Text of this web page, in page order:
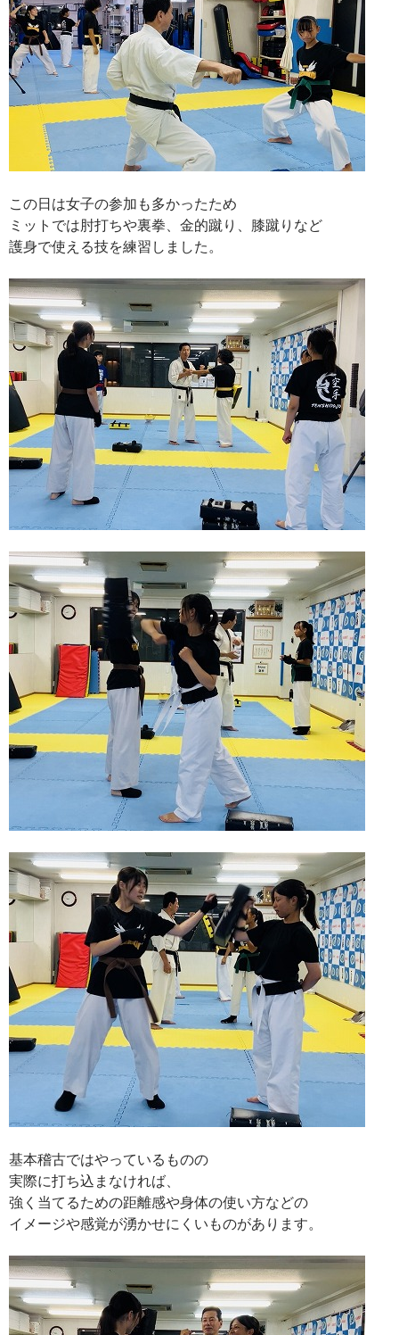
この日は女子の参加も多かったため
ミットでは肘打ちや裏拳、金的蹴り、膝蹴りなど
護身で使える技を練習しました。
基本稽古ではやっているものの
実際に打ち込まなければ、
強く当てるための距離感や身体の使い方などの
イメージや感覚が湧かせにくいものがあります。